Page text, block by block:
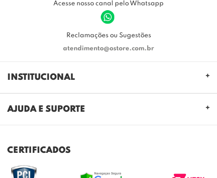
Acesse nosso canal pelo Whatsapp
Reclamações ou Sugestões
atendimento@ostore.com.br
INSTITUCIONAL
REGULAMENTO CASHBACK
AJUDA E SUPORTE
TROCAS E DEVOLUÇÕES
ENVIO E ENTREGA
CERTIFICADOS